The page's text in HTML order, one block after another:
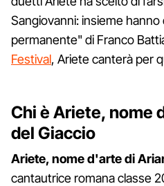
Sangiovanni: insieme
permanente" di Franco
Festival, Ariete canterà per
Chi è Ariete, nome
del Giaccio
Ariete, nome d'arte di
cantautrice romana classe